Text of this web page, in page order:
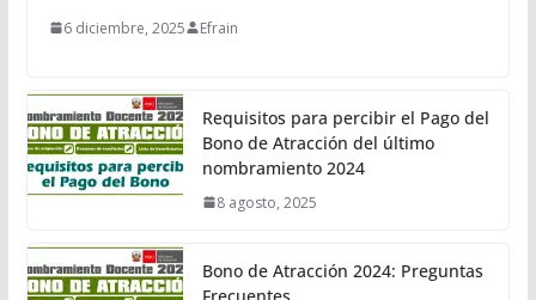
6 diciembre, 2025 Efrain
Requisitos para percibir el Pago del
Bono de Atracción del último
nombramiento 2024
8 agosto, 2025
Bono de Atracción 2024: Preguntas